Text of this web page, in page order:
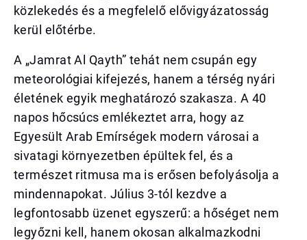
közlekedés és a megfelelő elővigyázatosság
kerül előtérbe.
A „Jamrat Al Qayth” tehát nem csupán egy
meteorológiai kifejezés, hanem a térség nyári
életének egyik meghatározó szakasza. A 40
napos hőcsúcs emlékeztet arra, hogy az
Egyesült Arab Emírségek modern városai a
sivatagi környezetben épültek fel, és a
természet ritmusa ma is erősen befolyásolja a
mindennapokat. Július 3-tól kezdve a
legfontosabb üzenet egyszerű: a hőséget nem
legyőzni kell, hanem okosan alkalmazkodni